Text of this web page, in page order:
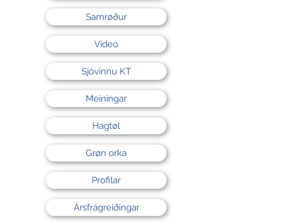
Samrøður
Video
Sjóvinnu KT
Meiningar
Hagtøl
Grøn orka
Profilar
Ársfrágreiðingar